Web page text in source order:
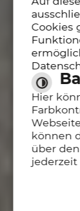
Knapp
in
In der
die Fa.
vom
zur
der
Cookies
Hier
können
über